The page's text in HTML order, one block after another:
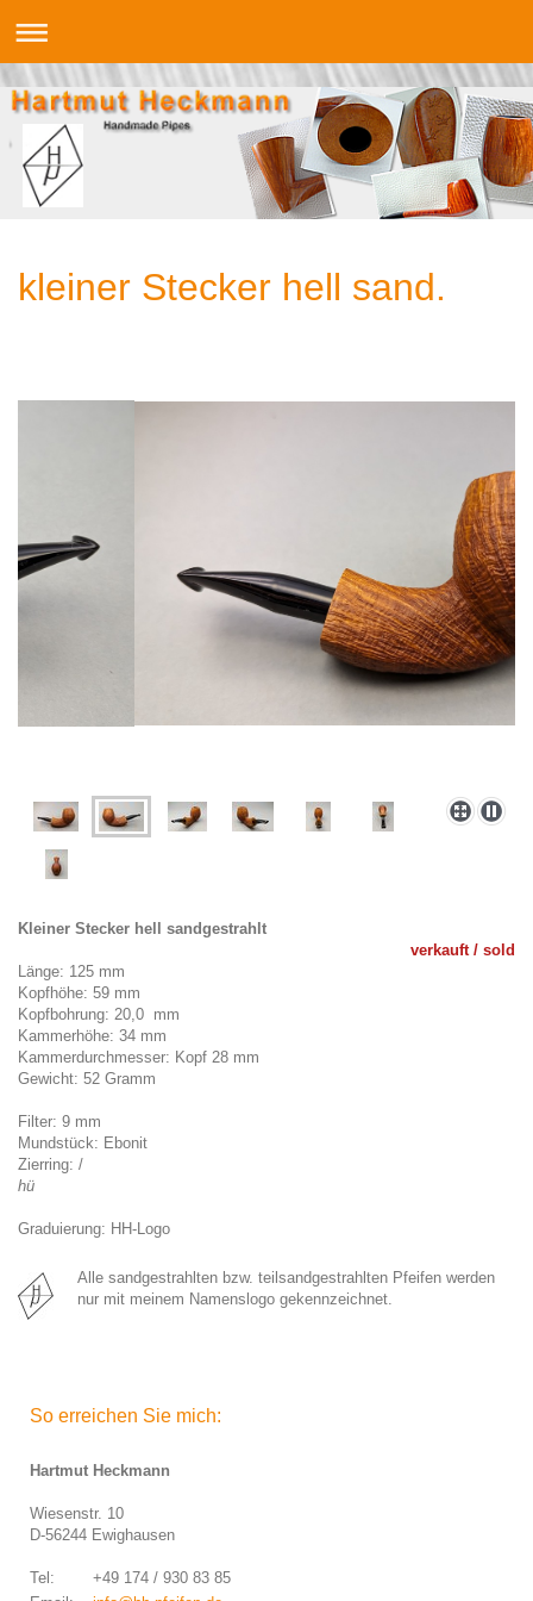
kleiner Stecker hell sand.
Kleiner Stecker hell sandgestrahlt
verkauft / sold
Länge: 125 mm
Kopfhöhe: 59 mm
Kopfbohrung: 20,0 mm
Kammerhöhe: 34 mm
Kammerdurchmesser: Kopf 28 mm
Gewicht: 52 Gramm
Filter: 9 mm
Mundstück: Ebonit
Zierring: /
hü
Graduierung: HH-Logo
Alle sandgestrahlten bzw. teilsandgestrahlten Pfeifen werden
nur mit meinem Namenslogo gekennzeichnet.
So erreichen Sie mich:
Hartmut Heckmann
Wiesenstr. 10
D-56244 Ewighausen
Tel: +49 174 / 930 83 85